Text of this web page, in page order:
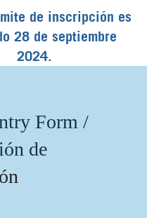
de inscripción es
28 de septiembre
2024.
Form /
de